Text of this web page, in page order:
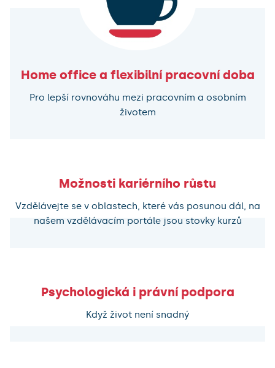
Home office a flexibilní pracovní doba
Pro lepší rovnováhu mezi pracovním a osobním
životem
Možnosti kariérního růstu
Vzdělávejte se v oblastech, které vás posunou dál, na
našem vzdělávacím portále jsou stovky kurzů
Psychologická i právní podpora
Když život není snadný